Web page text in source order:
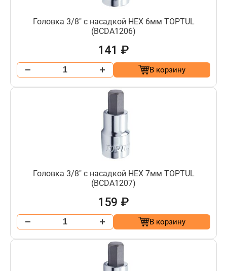
Головка 3/8" с насадкой HEX 6мм TOPTUL
(BCDA1206)
141 ₽
В корзину
Головка 3/8" с насадкой HEX 7мм TOPTUL
(BCDA1207)
159 ₽
В корзину